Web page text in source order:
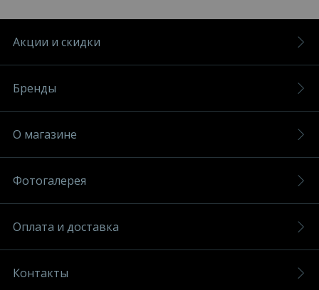
Акции и скидки
Бренды
О магазине
Фотогалерея
Оплата и доставка
Контакты